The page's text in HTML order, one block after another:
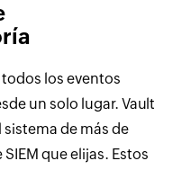
los eventos
un solo lugar. Vault
de más de
que elijas. Estos